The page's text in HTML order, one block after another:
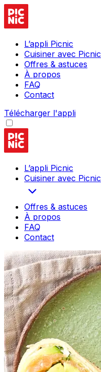
L’appli Picnic
Cuisiner avec Picnic
Offres & astuces
À propos
FAQ
Contact
Télécharger l'appli
L’appli Picnic
Cuisiner avec Picnic
Offres & astuces
À propos
FAQ
Contact